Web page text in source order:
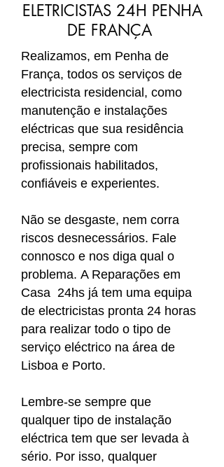
ELETRICISTAS 24H PENHA
DE FRANÇA
Realizamos, em Penha de
França, todos os serviços de
electricista residencial, como
manutenção e instalações
eléctricas que sua residência
precisa, sempre com
profissionais habilitados,
confiáveis e experientes.
Não se desgaste, nem corra
riscos desnecessários. Fale
connosco e nos diga qual o
problema. A Reparações em
Casa 24hs já tem uma equipa
de electricistas pronta 24 horas
para realizar todo o tipo de
serviço eléctrico na área de
Lisboa e Porto.
Lembre-se sempre que
qualquer tipo de instalação
eléctrica tem que ser levada à
sério. Por isso, qualquer